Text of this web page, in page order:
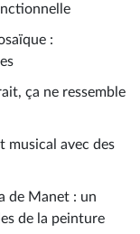
:
ça ne ressemble
musical avec des
de Manet : un
de la peinture